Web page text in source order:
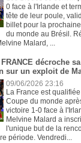
0 face à l'Irlande et
tête de leur poule,
billet pour la
du monde au Brésil.
Malard, ...
décroche sa
sur un exploit de
09/06/2026 23:16
La France est
Coupe du monde
victoire 1-0 face à
Melvine Malard a
l'unique but de la
période. Vendredi...